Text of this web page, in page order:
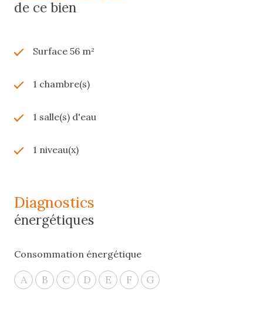
de ce bien
Surface 56 m²
1 chambre(s)
1 salle(s) d'eau
1 niveau(x)
diagnostics
énergétiques
Consommation énergétique
A B C D E F G